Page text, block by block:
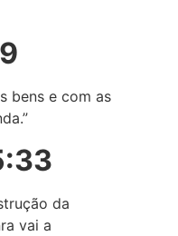
bens e com as
da
vai a